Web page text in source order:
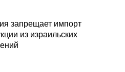
запрещает импорт
из израильских